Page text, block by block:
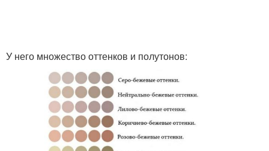
У него множество оттенков и полутонов: